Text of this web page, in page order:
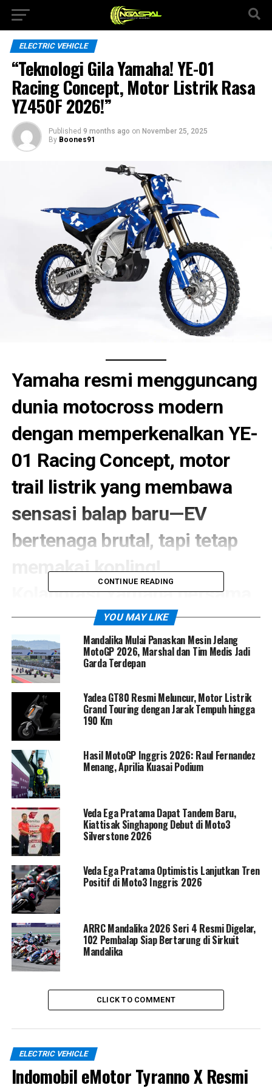
ELECTRIC VEHICLE
“Teknologi Gila Yamaha! YE-01
Racing Concept, Motor Listrik Rasa
YZ450F 2026!”
Published 9 months ago on November 25, 2025
By Boones91
Yamaha resmi mengguncang
dunia motocross modern
dengan memperkenalkan YE-
01 Racing Concept, motor
trail listrik yang membawa
sensasi balap baru—EV
bertenaga brutal, tapi tetap
memakai kopling!
Kolaborasi Yamaha bersama
EM Electric Motionini
menjadi langkah besar
menuju era motocross masa
depan, sekaligus bukti bahwa
teknologi listrik bisa tetap
menghadirkan adrenalin ala
“Yamaha Racing DNA”.
YE-01 dibangun untuk bersaing di kelas MXEP, kategori
motocross listrik terbaru yang bakal hadir di kalender
Kejuaraan Dunia Motocross FIM. Motor ini bukan hanya
prototipe biasa, tetapi “senjata masa depan” yang
sedang diasah untuk mendobrak batas performa
motocross listrik di Eropa.
Dibekali sasis terbaik yang juga digunakan YZ450F 2026,
CONTINUE READING
YOU MAY LIKE
Mandalika Mulai Panaskan Mesin Jelang
MotoGP 2026, Marshal dan Tim Medis Jadi
Garda Terdepan
Yadea GT80 Resmi Meluncur, Motor Listrik
Grand Touring dengan Jarak Tempuh hingga
190 Km
Hasil MotoGP Inggris 2026: Raul Fernandez
Menang, Aprilia Kuasai Podium
Veda Ega Pratama Dapat Tandem Baru,
Kiattisak Singhapong Debut di Moto3
Silverstone 2026
Veda Ega Pratama Optimistis Lanjutkan Tren
Positif di Moto3 Inggris 2026
ARRC Mandalika 2026 Seri 4 Resmi Digelar,
102 Pembalap Siap Bertarung di Sirkuit
Mandalika
CLICK TO COMMENT
ELECTRIC VEHICLE
Indomobil eMotor Tyranno X Resmi